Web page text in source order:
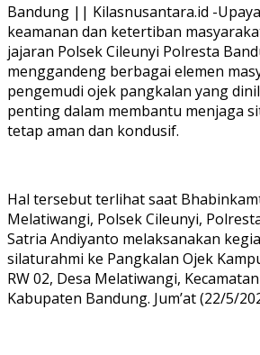
Bandung || Kilasnusantara.id -
keamanan dan ketertiban
jajaran Polsek Cileunyi Polresta
menggandeng berbagai elemen
pengemudi ojek pangkalan yang
penting dalam membantu menjaga
tetap aman dan kondusif.
Hal tersebut terlihat saat
Melatiwangi, Polsek Cileunyi,
Satria Andiyanto melaksanakan
silaturahmi ke Pangkalan Ojek
RW 02, Desa Melatiwangi,
Kabupaten Bandung. Jum’at (22/5/